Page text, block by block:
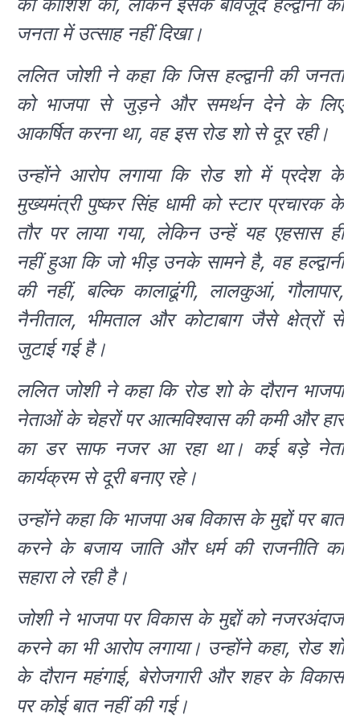
की कोशिश की, लेकिन इसके बावजूद हल्द्वानी की
जनता में उत्साह नहीं दिखा।
ललित जोशी ने कहा कि जिस हल्द्वानी की जनता
को भाजपा से जुड़ने और समर्थन देने के लिए
आकर्षित करना था, वह इस रोड शो से दूर रही।
उन्होंने आरोप लगाया कि रोड शो में प्रदेश के
मुख्यमंत्री पुष्कर सिंह धामी को स्टार प्रचारक के
तौर पर लाया गया, लेकिन उन्हें यह एहसास ही
नहीं हुआ कि जो भीड़ उनके सामने है, वह हल्द्वानी
की नहीं, बल्कि कालाढूंगी, लालकुआं, गौलापार,
नैनीताल, भीमताल और कोटाबाग जैसे क्षेत्रों से
जुटाई गई है।
ललित जोशी ने कहा कि रोड शो के दौरान भाजपा
नेताओं के चेहरों पर आत्मविश्वास की कमी और हार
का डर साफ नजर आ रहा था। कई बड़े नेता
कार्यक्रम से दूरी बनाए रहे।
उन्होंने कहा कि भाजपा अब विकास के मुद्दों पर बात
करने के बजाय जाति और धर्म की राजनीति का
सहारा ले रही है।
जोशी ने भाजपा पर विकास के मुद्दों को नजरअंदाज
करने का भी आरोप लगाया। उन्होंने कहा, रोड शो
के दौरान महंगाई, बेरोजगारी और शहर के विकास
पर कोई बात नहीं की गई।